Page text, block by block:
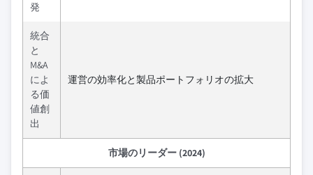
発
統合
と
M&A
によ
る価
値創
出
運営の効率化と製品ポートフォリオの拡大
市場のリーダー (2024)